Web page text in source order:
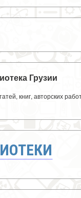
Грузии
книг, авторских